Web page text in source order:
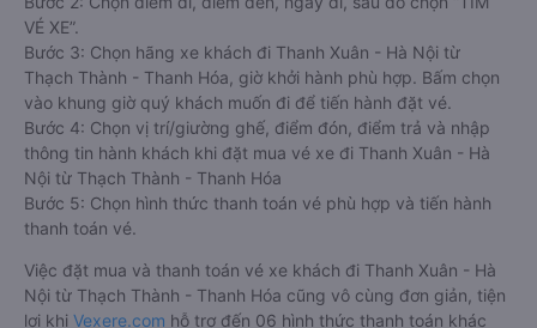
Hướng dẫn đặt vé tại Vexere.com:
Bước 1: Truy cập vào website Vexere hoặc tải app Vexere trên
CH Play hoặc App Store.
Bước 2: Chọn điểm đi, điểm đến, ngày đi, sau đó chọn “TÌM
VÉ XE”.
Bước 3: Chọn hãng xe khách đi Thanh Xuân - Hà Nội từ
Thạch Thành - Thanh Hóa, giờ khởi hành phù hợp. Bấm chọn
vào khung giờ quý khách muốn đi để tiến hành đặt vé.
Bước 4: Chọn vị trí/giường ghế, điểm đón, điểm trả và nhập
thông tin hành khách khi đặt mua vé xe đi Thanh Xuân - Hà
Nội từ Thạch Thành - Thanh Hóa
Bước 5: Chọn hình thức thanh toán vé phù hợp và tiến hành
thanh toán vé.